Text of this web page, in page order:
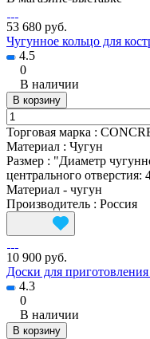
53 680 руб.
Чугунное кольцо для
4.5
0
В наличии
В корзину
Торговая марка :
Материал : Чугун
Размер : "Диаметр
центрального
Материал - чугун
Производитель : Россия
10 900 руб.
Доски для
4.3
0
В наличии
В корзину